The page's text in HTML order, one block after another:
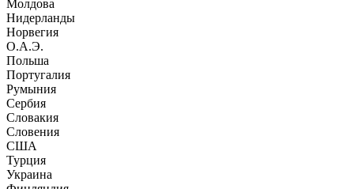
Молдова
Нидерланды
Норвегия
О.А.Э.
Польша
Португалия
Румыния
Сербия
Словакия
Словения
США
Турция
Украина